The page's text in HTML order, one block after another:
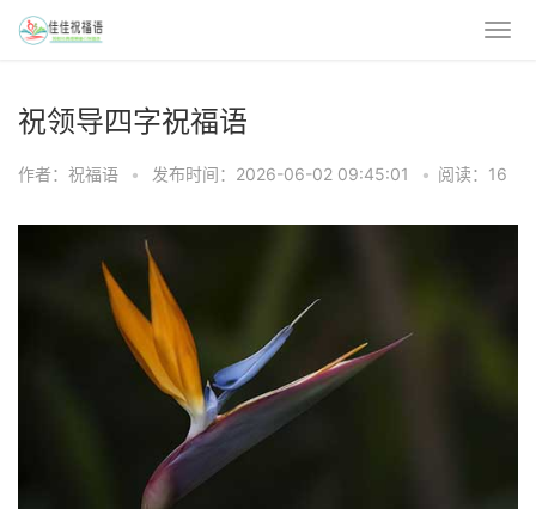
祝领导四字祝福语
作者：祝福语 • 发布时间：2026-06-02 09:45:01 • 阅读：16